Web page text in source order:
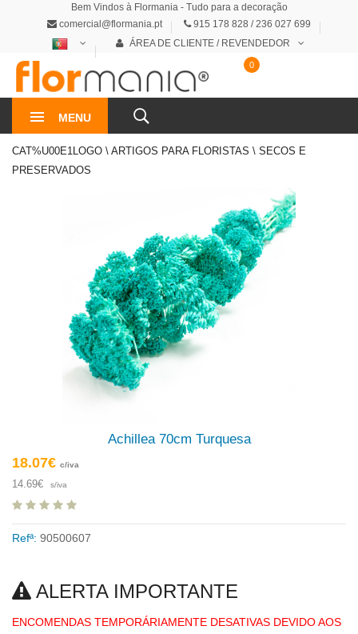
Bem Vindos à Flormania - Tudo para a decoração
comercial@flormania.pt
915 178 828 / 236 027 699
ÁREA DE CLIENTE / REVENDEDOR
MENU
0
CAT%U00E1LOGO \ ARTIGOS PARA FLORISTAS \ SECOS E
PRESERVADOS
Achillea 70cm Turquesa
18.07€ c/iva
14.69€ s/iva
Refª: 90500607
ALERTA IMPORTANTE
ENCOMENDAS TEMPORÁRIAMENTE DESATIVAS DEVIDO AOS